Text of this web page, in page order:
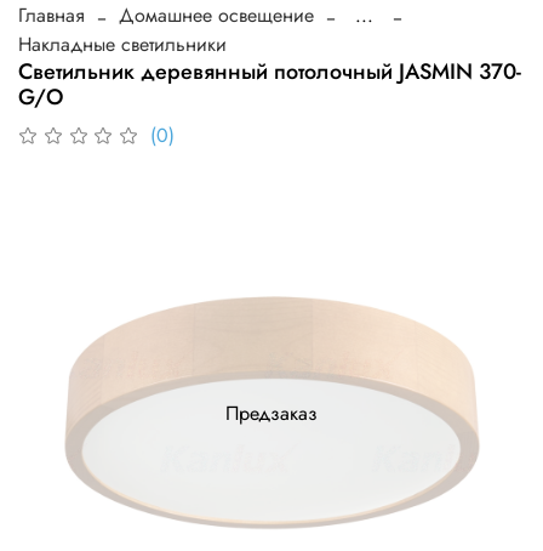
Главная Домашнее освещение
...
Накладные светильники
Светильник деревянный потолочный JASMIN 370-
G/O
(0)
Предзаказ